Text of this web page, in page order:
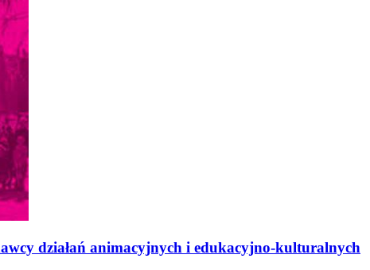
działań animacyjnych i edukacyjno-kulturalnych